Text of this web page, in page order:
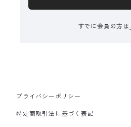
すでに会員の方は
プライバシーポリシー
特定商取引法に基づく表記